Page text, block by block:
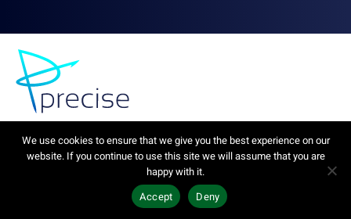
Privacy Policy
מיתוג ובניית אתר
We use cookies to ensure that we give you the best experience on our
website. If you continue to use this site we will assume that you are
happy with it.
Accept
Deny